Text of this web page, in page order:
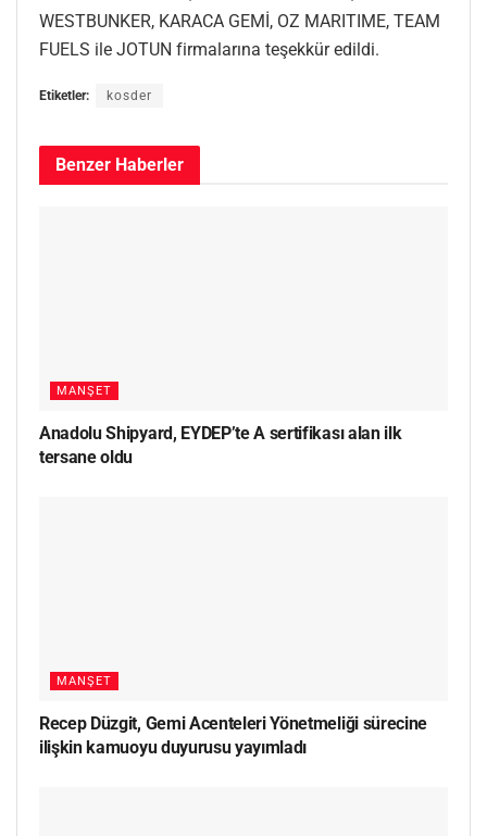
WESTBUNKER, KARACA GEMİ, OZ MARITIME, TEAM
FUELS ile JOTUN firmalarına teşekkür edildi.
Etiketler: kosder
Benzer Haberler
MANŞET
Anadolu Shipyard, EYDEP’te A sertifikası alan ilk
tersane oldu
MANŞET
Recep Düzgit, Gemi Acenteleri Yönetmeliği sürecine
ilişkin kamuoyu duyurusu yayımladı